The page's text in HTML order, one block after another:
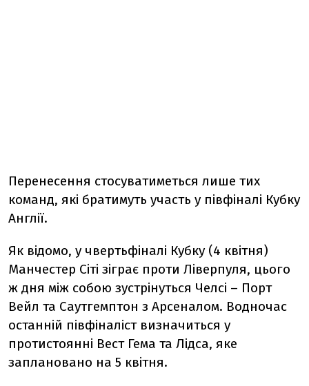
Перенесення стосуватиметься лише тих
команд, які братимуть участь у півфіналі Кубку
Англії.
Як відомо, у чвертьфіналі Кубку (4 квітня)
Манчестер Сіті зіграє проти Ліверпуля, цього
ж дня між собою зустрінуться Челсі – Порт
Вейл та Саутгемптон з Арсеналом. Водночас
останній півфіналіст визначиться у
протистоянні Вест Гема та Лідса, яке
заплановано на 5 квітня.